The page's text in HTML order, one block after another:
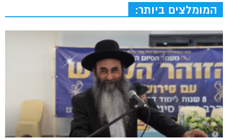
המומלצים ביותר: